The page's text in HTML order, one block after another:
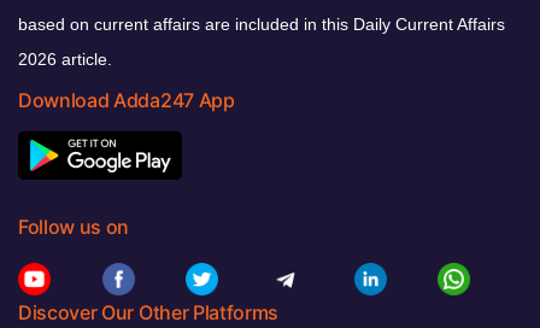
based on current affairs are included in this Daily Current Affairs
2026 article.
Download Adda247 App
Follow us on
Discover Our Other Platforms